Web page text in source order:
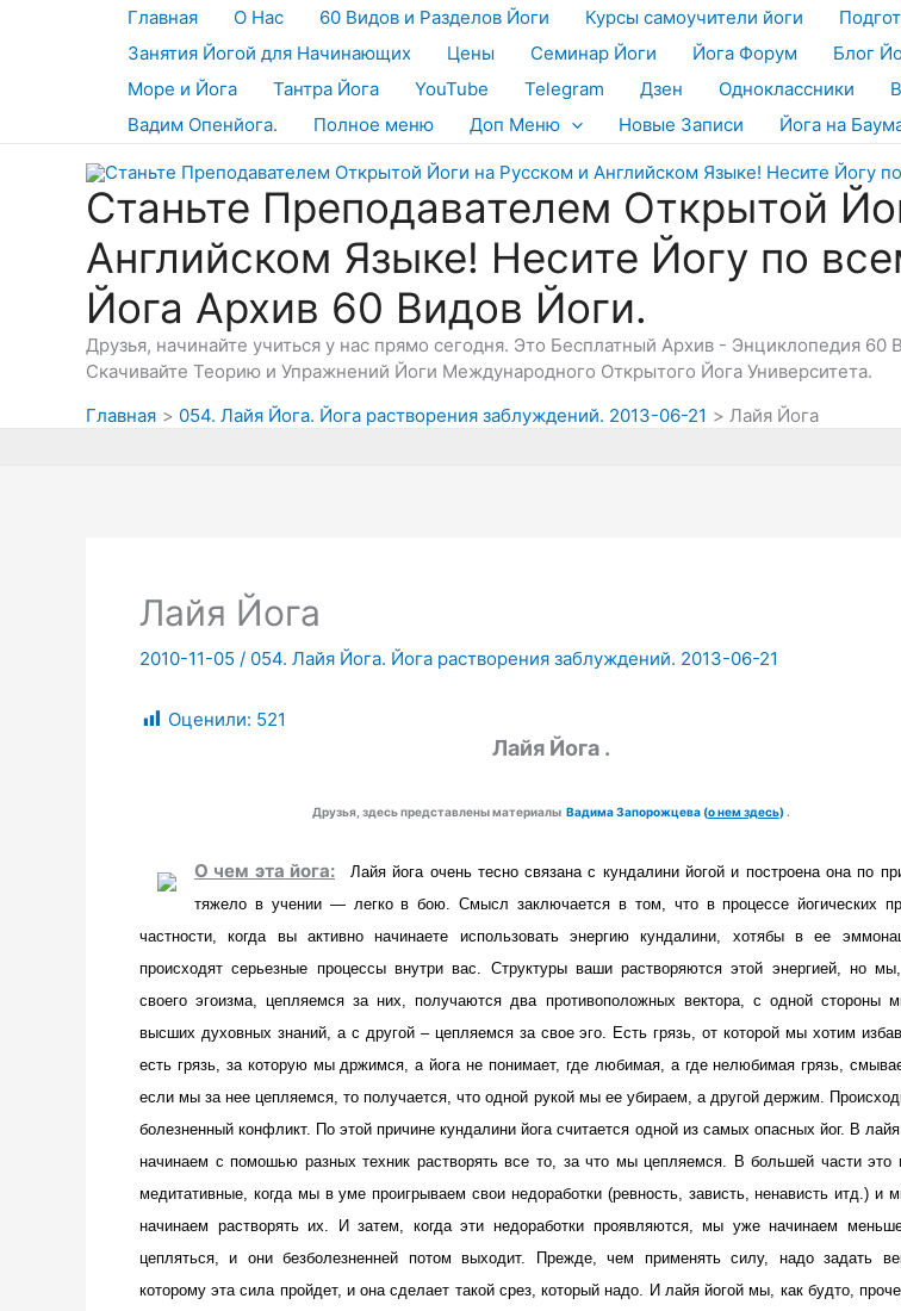
Главная О Нас 60 Видов и Разделов Йоги Курсы самоучители йоги
Занятия Йогой для Начинающих
Цены Семинар Йоги Йога Форум Блог
Море и Йога
Тантра Йога YouTube Telegram Дзен Одноклассники
Вадим Опенйога.
Полное меню Доп Меню Новые Записи Йога на
Станьте Преподавателем Открытой
Английском Языке! Несите Йогу по
Йога Архив 60 Видов Йоги.
Друзья, начинайте учиться у нас прямо сегодня. Это Бесплатный Архив - Энциклопедия
Скачивайте Теорию и Упражнений Йоги Международного Открытого Йога Университета.
Главная
054. Лайя Йога. Йога растворения заблуждений. 2013-06-21 Лайя Йога
Лайя Йога
2010-11-05 / 054. Лайя Йога. Йога растворения заблуждений. 2013-06-21
Оценили: 521
Лайя Йога .
Друзья, здесь представлены материалы Вадима Запорожцева (о нем здесь).
О чем эта йога:
Лайя йога очень тесно связана с кундалини йогой и построена она по
тяжело в учении — легко в бою. Смысл заключается в том, что в процессе йогических
частности, когда вы активно начинаете использовать энергию кундалини, хотябы в ее
происходят серьезные процессы внутри вас. Структуры ваши растворяются этой энергией, но
своего эгоизма, цепляемся за них, получаются два противоположных вектора, с одной стороны
высших духовных знаний, а с другой – цепляемся за свое эго. Есть грязь, от которой мы хотим
есть грязь, за которую мы држимся, а йога не понимает, где любимая, а где нелюбимая грязь,
если мы за нее цепляемся, то получается, что одной рукой мы ее убираем, а другой держим.
болезненный конфликт. По этой причине кундалини йога считается одной из самых опасных йог. В
начинаем с помошью разных техник растворять все то, за что мы цепляемся. В большей части это
медитативные, когда мы в уме проигрываем свои недоработки (ревность, зависть, ненависть итд.) и
начинаем растворять их. И затем, когда эти недоработки проявляются, мы уже начинаем
цепляться, и они безболезненней потом выходит. Прежде, чем применять силу, надо задать
которому эта сила пройдет, и она сделает такой срез, который надо. И лайя йогой мы, как будто,